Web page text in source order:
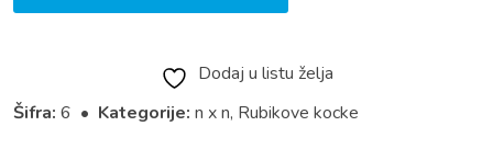
Dodaj u listu želja
Šifra: 6 • Kategorije: n x n, Rubikove kocke